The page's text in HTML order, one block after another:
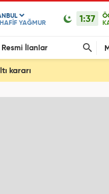
HAFİF YAĞMUR 1:37
Resmi İlanlar
kararı